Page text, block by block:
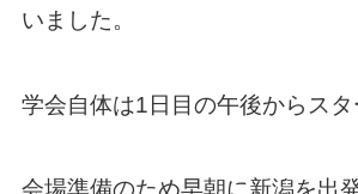
いました。
学会自体は1日目の午後からスタ
会場準備のため早朝に新潟を出発